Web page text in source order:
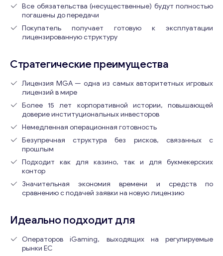
Все обязательства (несущественные) будут полностью
погашены до передачи
Покупатель получает готовую к эксплуатации
лицензированную структуру
Стратегические преимущества
Лицензия MGA — одна из самых авторитетных игровых
лицензий в мире
Более 15 лет корпоративной истории, повышающей
доверие институциональных инвесторов
Немедленная операционная готовность
Безупречная структура без рисков, связанных с
прошлым
Подходит как для казино, так и для букмекерских
контор
Значительная экономия времени и средств по
сравнению с подачей заявки на новую лицензию
Идеально подходит для
Операторов iGaming, выходящих на регулируемые
рынки ЕС